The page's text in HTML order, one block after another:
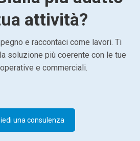
attività?
e raccontaci come lavori. Ti
soluzione più coerente con le tue
e commerciali.
una consulenza